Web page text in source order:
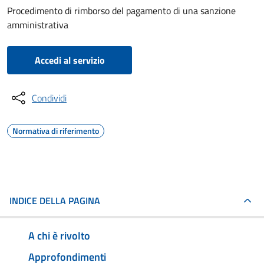
Procedimento di rimborso del pagamento di una sanzione
amministrativa
Accedi al servizio
Condividi
Normativa di riferimento
INDICE DELLA PAGINA
A chi è rivolto
Approfondimenti